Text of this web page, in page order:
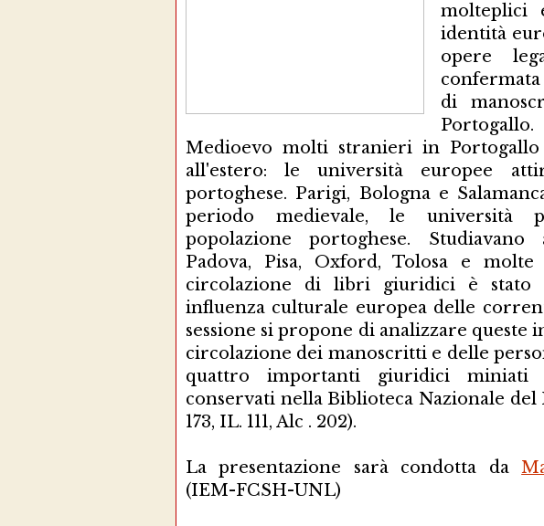
molteplici
identità
opere
di
Medioevo molti stranieri in
all'estero: le università europee
portoghese. Parigi, Bologna e
periodo medievale, le università
popolazione portoghese.
Padova, Pisa, Oxford, Tolosa e
circolazione di libri giuridici è stato
influenza culturale europea delle
sessione si propone di analizzare queste
circolazione dei manoscritti e delle
quattro importanti giuridici miniati
conservati nella Biblioteca Nazionale del
173, IL. 111, Alc . 202).
La presentazione sarà condotta da
(IEM-FCSH-UNL)